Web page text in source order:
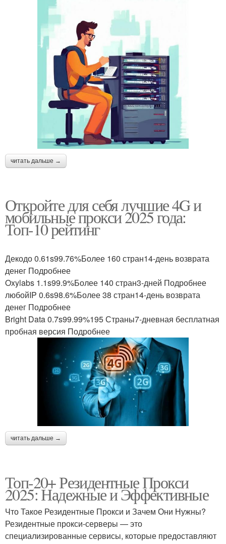
читать дальше →
Откройте для себя лучшие 4G и
мобильные прокси 2025 года:
Топ-10 рейтинг
Декодо 0.61s99.76%Более 160 стран14-день возврата
денег Подробнее
Oxylabs 1.1s99.9%Более 140 стран3-дней Подробнее
любойIP 0.6s98.6%Более 38 стран14-день возврата
денег Подробнее
Bright Data 0.7s99.99%195 Страны7-дневная бесплатная
пробная версия Подробнее
читать дальше →
Топ-20+ Резидентные Прокси
2025: Надежные и Эффективные
Что Такое Резидентные Прокси и Зачем Они Нужны?
Резидентные прокси-серверы — это
специализированные сервисы, которые предоставляют